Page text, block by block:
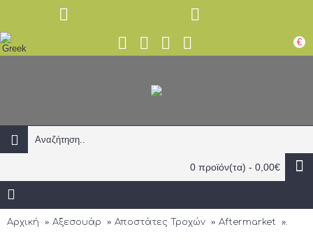
€
0 προϊόν(τα) - 0,00€
Αρχική Αξεσουάρ Αποστάτες Τροχών Aftermarket